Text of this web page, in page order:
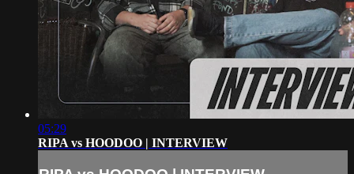
05:29
RIPA vs HOODOO | INTERVIEW